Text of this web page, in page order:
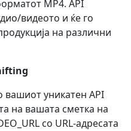
MP4. API
видеото и ќе го
на различни
вашиот уникатен API
на вашата сметка на
со URL-адресата